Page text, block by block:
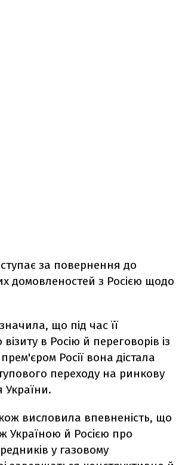
за повернення до
домовленостей з Росією щодо
що під час її
в Росію й переговорів із
Росії вона дістала
переходу на ринкову
України.
висловила впевненість, що
Україною й Росією про
у газовому